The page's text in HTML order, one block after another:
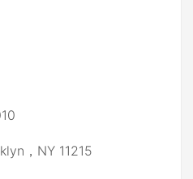
，NY 11215